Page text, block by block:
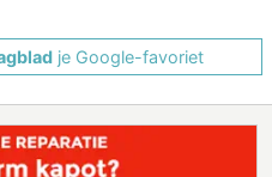
je Google-favoriet